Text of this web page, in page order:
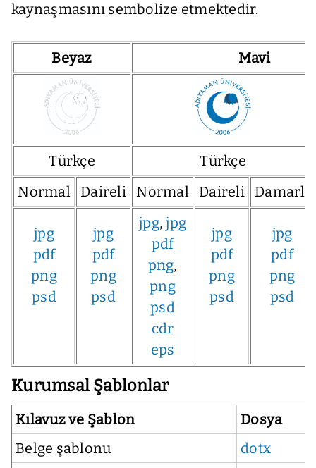
kaynaşmasını sembolize etmektedir.
Beyaz Mavi
Türkçe
Türkçe
Normal
Daireli Normal Daireli Damarlı
jpg
pdf
png
psd
jpg
pdf
png
psd
jpg,jpg
pdf
png,
png
psd
cdr
eps
jpg
pdf
png
psd
jpg
pdf
png
psd
Kurumsal Şablonlar
Kılavuz ve Şablon
Dosya
Belge şablonu
dotx